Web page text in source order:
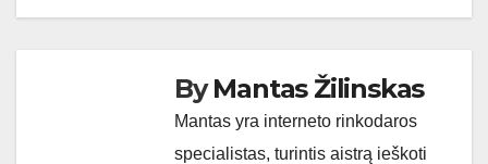
ByMantas Žilinskas
Mantas yra interneto rinkodaros
specialistas, turintis aistrą ieškoti